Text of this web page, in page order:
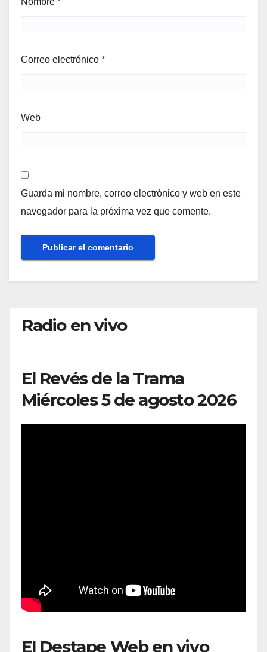
Correo electrónico *
Web
Guarda mi nombre, correo electrónico y web en este
navegador para la próxima vez que comente.
Radio en vivo
El Revés de la Trama
Miércoles 5 de agosto 2026
El Destape Web en vivo